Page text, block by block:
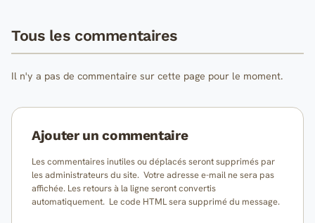
Tous les commentaires
Il n'y a pas de commentaire sur cette page pour le moment.
Ajouter un commentaire
Les commentaires inutiles ou déplacés seront supprimés par
les administrateurs du site. Votre adresse e-mail ne sera pas
affichée. Les retours à la ligne seront convertis
automatiquement. Le code HTML sera supprimé du message.